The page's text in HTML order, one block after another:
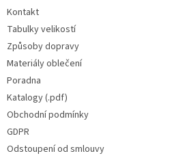
Kontakt
Tabulky velikostí
Způsoby dopravy
Materiály oblečení
Poradna
Katalogy (.pdf)
Obchodní podmínky
GDPR
Odstoupení od smlouvy